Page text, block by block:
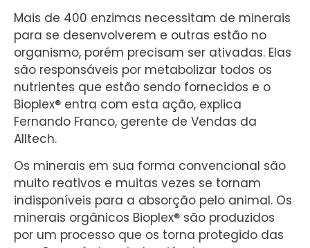
Mais de 400 enzimas necessitam de minerais
para se desenvolverem e outras estão no
organismo, porém precisam ser ativadas. Elas
são responsáveis por metabolizar todos os
nutrientes que estão sendo fornecidos e o
Bioplex® entra com esta ação, explica
Fernando Franco, gerente de Vendas da
Alltech.
Os minerais em sua forma convencional são
muito reativos e muitas vezes se tornam
indisponíveis para a absorção pelo animal. Os
minerais orgânicos Bioplex® são produzidos
por um processo que os torna protegido das